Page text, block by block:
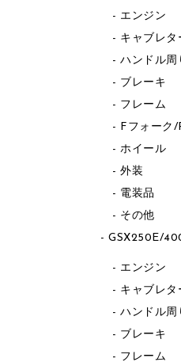
エンジン
キャブレタ
ハンドル周
ブレーキ
フレーム
Fフォーク/
ホイール
外装
電装品
その他
GSX250E/
エンジン
キャブレタ
ハンドル周
ブレーキ
フレーム